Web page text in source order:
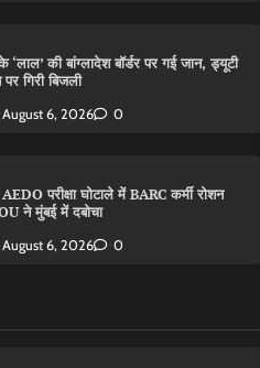
‘लाल’ की बांग्लादेश बॉर्डर पर गई जान, ड्यूटी
गिरी बिजली
August 6, 2026 0
परीक्षा घोटाले में BARC कर्मी रोशन
ने मुंबई में दबोचा
August 6, 2026 0